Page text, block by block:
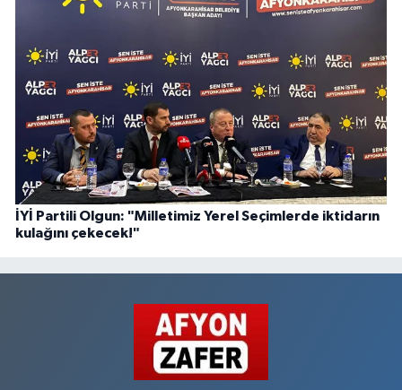
İYİ Partili Olgun: "Milletimiz Yerel Seçimlerde iktidarın
kulağını çekecek!"